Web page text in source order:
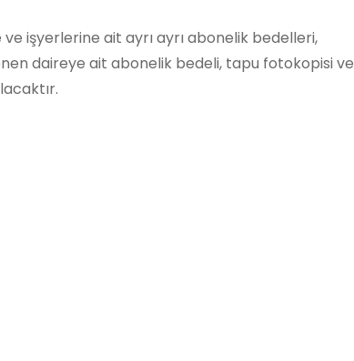
işyerlerine ait ayrı ayrı abonelik bedelleri,
daireye ait abonelik bedeli, tapu fotokopisi ve